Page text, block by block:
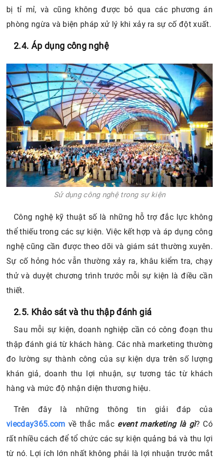
bị tỉ mỉ, và cũng không được bỏ qua các phương án
phòng ngừa và biện pháp xử lý khi xảy ra sự cố đột xuất.
2.4. Áp dụng công nghệ
Sử dụng công nghệ trong sự kiện
Công nghệ kỹ thuật số là những hỗ trợ đắc lực không
thể thiếu trong các sự kiện. Việc kết hợp và áp dụng công
nghệ cũng cần được theo dõi và giám sát thường xuyên.
Sự cố hỏng hóc vẫn thường xảy ra, khâu kiểm tra, chạy
thử và duyệt chương trình trước mỗi sự kiện là điều cần
thiết.
2.5. Khảo sát và thu thập đánh giá
Sau mỗi sự kiện, doanh nghiệp cần có công đoạn thu
thập đánh giá từ khách hàng. Các nhà marketing thường
đo lường sự thành công của sự kiện dựa trên số lượng
khán giả, doanh thu lợi nhuận, sự tương tác từ khách
hàng và mức độ nhận diện thương hiệu.
Trên đây là những thông tin giải đáp của
viecday365.com về thắc mắc event marketing là gì? Có
rất nhiều cách để tổ chức các sự kiện quảng bá và thu lợi
từ nó. Lợi ích lớn nhất không phải là lợi nhuận trước mắt